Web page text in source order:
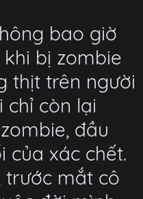
bao giờ
bị zombie
thịt trên người
chỉ còn lại
đầu
của xác chết.
trước mắt cô